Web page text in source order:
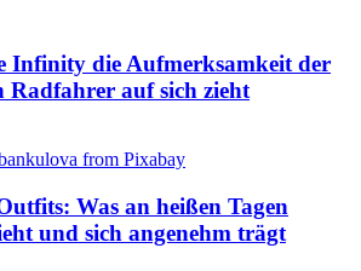
Infinity die Aufmerksamkeit der
Radfahrer auf sich zieht
Was an heißen Tagen
und sich angenehm trägt